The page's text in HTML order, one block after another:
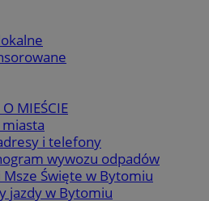
MIEŚCIE
i telefony
wywozu odpadów
Msze Święte w Bytomiu
jazdy w Bytomiu